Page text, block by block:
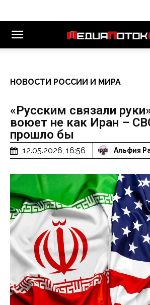
НОВОСТИ РОССИИ И МИРА
«Русским связали
воюет не как Иран –
прошло бы
12.05.2026, 16:56 Альфия